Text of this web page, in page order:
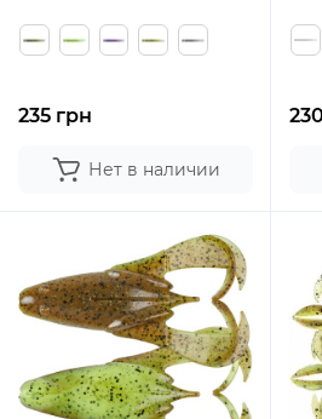
235 грн
Нет в наличии